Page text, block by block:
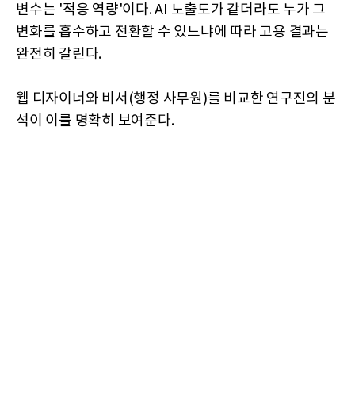
변수는 '적응 역량'이다. AI 노출도가 같더라도 누가 그
변화를 흡수하고 전환할 수 있느냐에 따라 고용 결과는
완전히 갈린다.
웹 디자이너와 비서(행정 사무원)를 비교한 연구진의 분
석이 이를 명확히 보여준다.